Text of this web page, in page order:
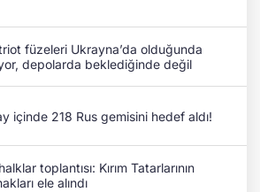
füzeleri Ukrayna’da olduğunda
depolarda beklediğinde değil
içinde 218 Rus gemisini hedef aldı!
toplantısı: Kırım Tatarlarının
ele alındı